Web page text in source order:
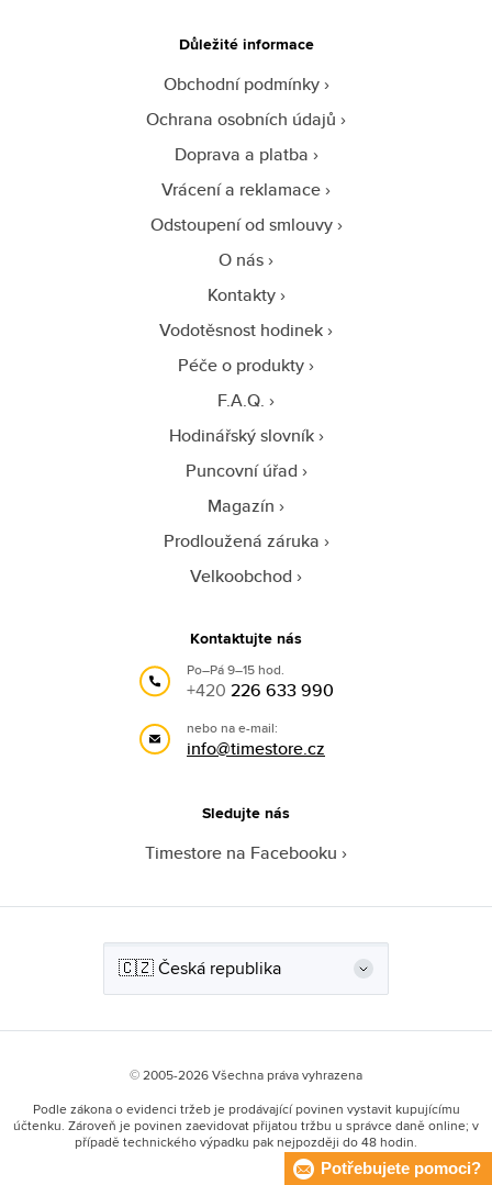
Důležité informace
Obchodní podmínky
Ochrana osobních údajů
Doprava a platba
Vrácení a reklamace
Odstoupení od smlouvy
O nás
Kontakty
Vodotěsnost hodinek
Péče o produkty
F.A.Q.
Hodinářský slovník
Puncovní úřad
Magazín
Prodloužená záruka
Velkoobchod
Kontaktujte nás
Po–Pá 9–15 hod.
+420 226 633 990
nebo na e-mail:
info@timestore.cz
Sledujte nás
Timestore na Facebooku
© 2005-2026 Všechna práva vyhrazena
Podle zákona o evidenci tržeb je prodávající povinen vystavit kupujícímu
účtenku. Zároveň je povinen zaevidovat přijatou tržbu u správce daně online; v
případě technického výpadku pak nejpozději do 48 hodin.
Potřebujete pomoci?